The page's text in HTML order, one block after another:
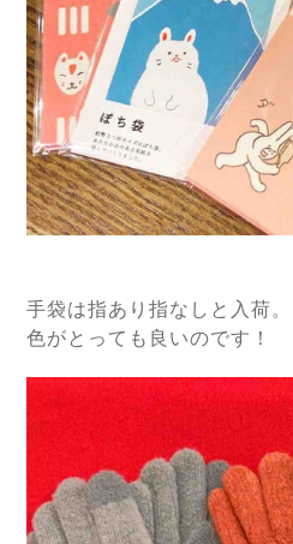
手袋は指あり指なしと入荷。
色がとっても良いのです！